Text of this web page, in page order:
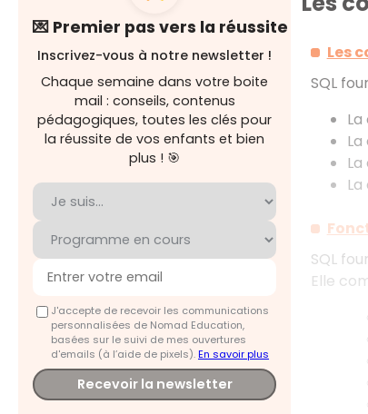
💌 Premier pas vers la réussite
Inscrivez-vous à notre newsletter !
Chaque semaine dans votre boite
mail : conseils, contenus
pédagogiques, toutes les clés pour
la réussite de vos enfants et bien
plus ! 🎯
J'accepte de recevoir les communications
personnalisées de Nomad Education,
basées sur le suivi de mes ouvertures
d'emails (à l’aide de pixels).En savoir plus
Recevoir la newsletter
Les
SQL
SQL
Elle